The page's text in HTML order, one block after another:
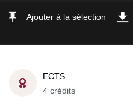
Ajouter à la sélection
ECTS
4 crédits